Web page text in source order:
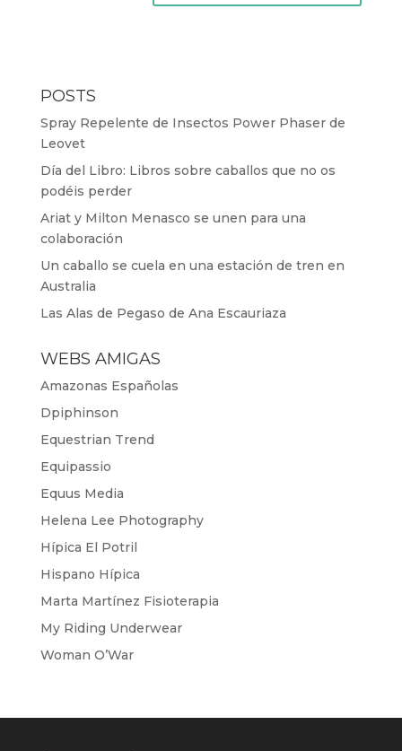
POSTS
Spray Repelente de Insectos Power Phaser de
Leovet
Día del Libro: Libros sobre caballos que no os
podéis perder
Ariat y Milton Menasco se unen para una
colaboración
Un caballo se cuela en una estación de tren en
Australia
Las Alas de Pegaso de Ana Escauriaza
WEBS AMIGAS
Amazonas Españolas
Dpiphinson
Equestrian Trend
Equipassio
Equus Media
Helena Lee Photography
Hípica El Potril
Hispano Hípica
Marta Martínez Fisioterapia
My Riding Underwear
Woman O’War